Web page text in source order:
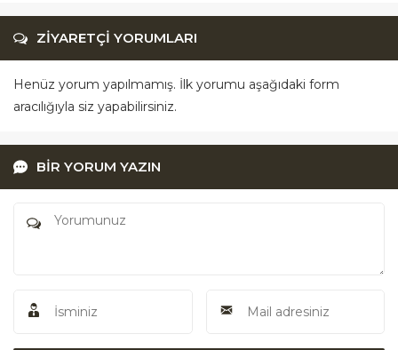
ZİYARETÇİ YORUMLARI
Henüz yorum yapılmamış. İlk yorumu aşağıdaki form
aracılığıyla siz yapabilirsiniz.
BİR YORUM YAZIN